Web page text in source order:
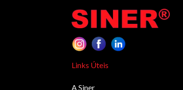
Links Úteis
A Siner